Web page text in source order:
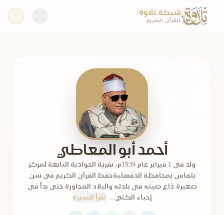
شبكة تلاوة
للقرآن الكريم
أحمد أبو المعاطي
ولد فى 1 فبراير عام 1939م، بقرية الجوادية التابعة لمركز
بلقاس بمحافظة الدقهليةحفظ القرآن الكريم فى سن
صغيرة.ذاع صيته فى بلدته والبلاد المجاورة حتى بدأ فى
إحياء الكثي...
اقرأ السيرة